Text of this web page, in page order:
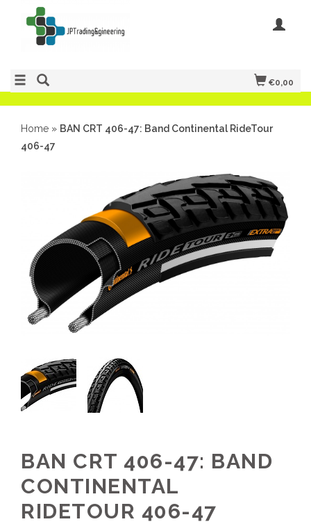
€0,00
Home » BAN CRT 406-47: Band Continental RideTour
406-47
BAN CRT 406-47: BAND
CONTINENTAL
RIDETOUR 406-47